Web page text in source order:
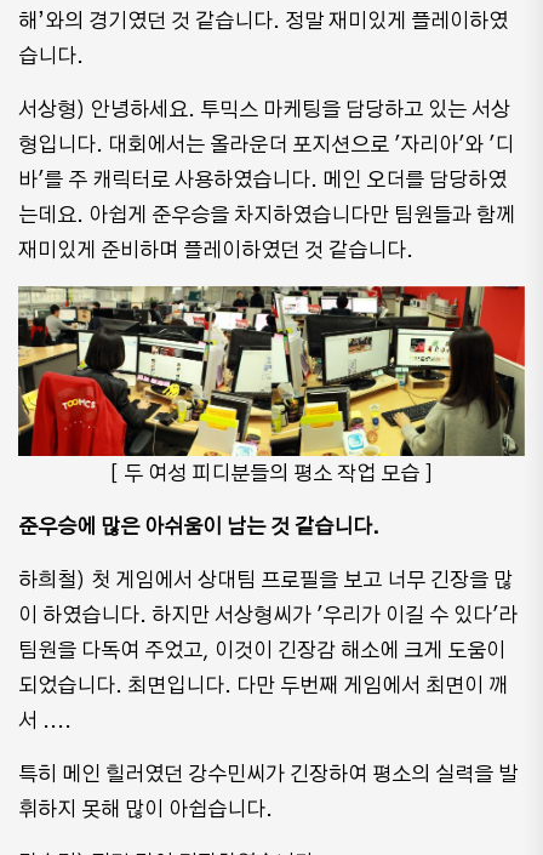
해’와의 경기였던 것 같습니다. 정말 재미있게 플레이하였
습니다.
서상형) 안녕하세요. 투믹스 마케팅을 담당하고 있는 서상
형입니다. 대회에서는 올라운더 포지션으로 '자리아'와 '디
바'를 주 캐릭터로 사용하였습니다. 메인 오더를 담당하였
는데요. 아쉽게 준우승을 차지하였습니다만 팀원들과 함께
재미있게 준비하며 플레이하였던 것 같습니다.
[ 두 여성 피디분들의 평소 작업 모습 ]
준우승에 많은 아쉬움이 남는 것 같습니다.
하희철) 첫 게임에서 상대팀 프로필을 보고 너무 긴장을 많
이 하였습니다. 하지만 서상형씨가 '우리가 이길 수 있다'라
팀원을 다독여 주었고, 이것이 긴장감 해소에 크게 도움이
되었습니다. 최면입니다. 다만 두번째 게임에서 최면이 깨
서 ....
특히 메인 힐러였던 강수민씨가 긴장하여 평소의 실력을 발
휘하지 못해 많이 아쉽습니다.